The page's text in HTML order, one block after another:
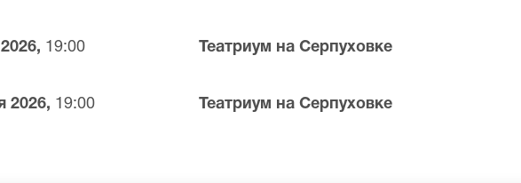
не удалось найти нужные билеты на Женитьба Фигаро, позвоните нам в
19:00 Театриум на Серпуховке
2026, 19:00 Театриум на Серпуховке